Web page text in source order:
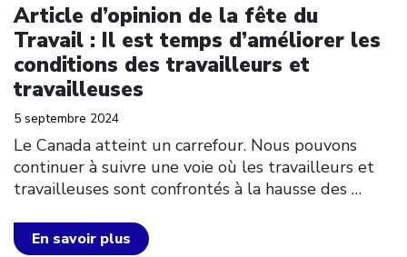
Article d’opinion de la fête du
Travail : Il est temps d’améliorer les
conditions des travailleurs et
travailleuses
5 septembre 2024
Le Canada atteint un carrefour. Nous pouvons
continuer à suivre une voie où les travailleurs et
travailleuses sont confrontés à la hausse des …
En savoir plus